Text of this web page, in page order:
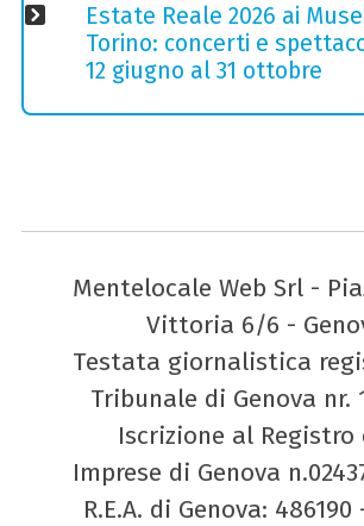
Estate Reale 2026 ai
Torino: concerti e
12 giugno al 31 ottobre
Mentelocale Web Srl -
Vittoria 6/6 -
Testata giornalistica
Tribunale di Genova nr.
Iscrizione al Registro
Imprese di Genova
R.E.A. di Genova: 486190